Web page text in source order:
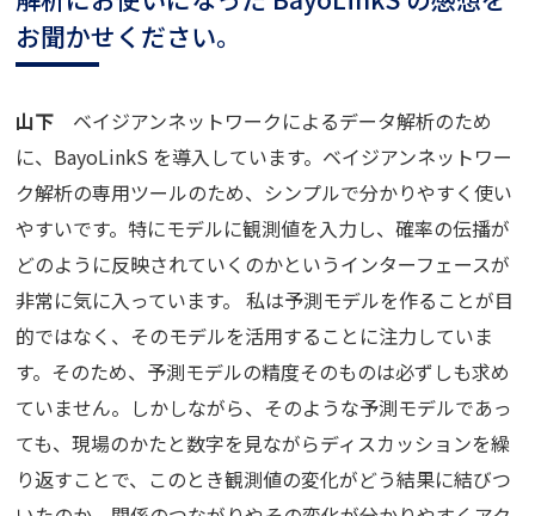
お聞かせください。
山下 ベイジアンネットワークによるデータ解析のため
に、BayoLinkS を導入しています。ベイジアンネットワー
ク解析の専用ツールのため、シンプルで分かりやすく使い
やすいです。特にモデルに観測値を入力し、確率の伝播が
どのように反映されていくのかというインターフェースが
非常に気に入っています。 私は予測モデルを作ることが目
的ではなく、そのモデルを活用することに注力していま
す。そのため、予測モデルの精度そのものは必ずしも求め
ていません。しかしながら、そのような予測モデルであっ
ても、現場のかたと数字を見ながらディスカッションを繰
り返すことで、このとき観測値の変化がどう結果に結びつ